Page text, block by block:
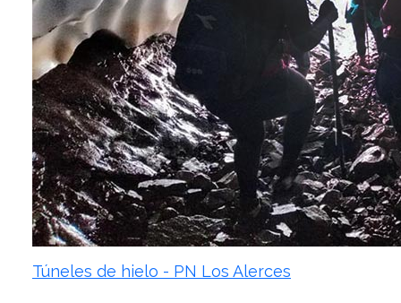
Túneles de hielo - PN Los Alerces